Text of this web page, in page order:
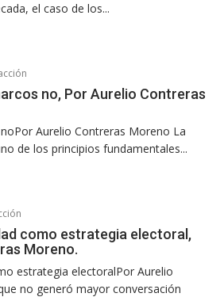
el caso de los...
no, Por Aurelio Contreras
Aurelio Contreras Moreno La
de los principios fundamentales...
como estrategia electoral,
Moreno.
estrategia electoralPor Aurelio
no generó mayor conversación